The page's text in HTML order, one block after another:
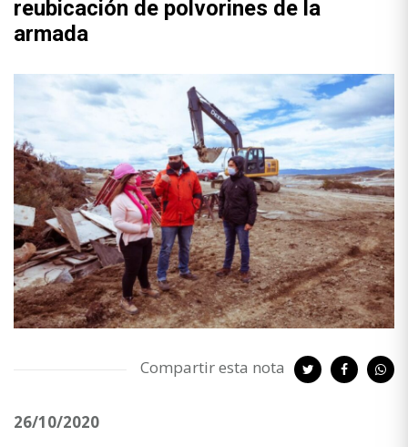
reubicación de polvorines de la
armada
Compartir esta nota
26/10/2020